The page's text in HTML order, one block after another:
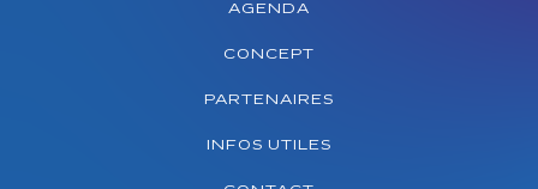
AGENDA
CONCEPT
PARTENAIRES
INFOS UTILES